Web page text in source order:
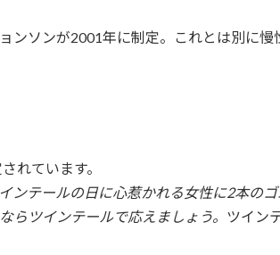
ンソンが2001年に制定。これとは別に
れています。
ンテールの日に心惹かれる女性に2本の
ツインテールで応えましょう。 ツイン